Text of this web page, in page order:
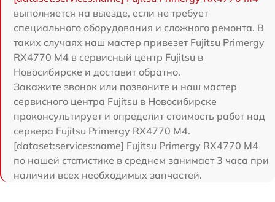
выполняется на выезде, если не требует
специального оборудования и сложного ремонта. В
таких случаях наш мастер привезет Fujitsu Primergy
RX4770 M4 в сервисный центр Fujitsu в
Новосибирске и доставит обратно.
Закажите звонок или позвоните и наш мастер
сервисного центра Fujitsu в Новосибирске
проконсультирует и определит стоимость работ над
сервера Fujitsu Primergy RX4770 M4.
[dataset:services:name] Fujitsu Primergy RX4770 M4
по нашей статистике в среднем занимает 3 часа при
наличии всех необходимых запчастей.